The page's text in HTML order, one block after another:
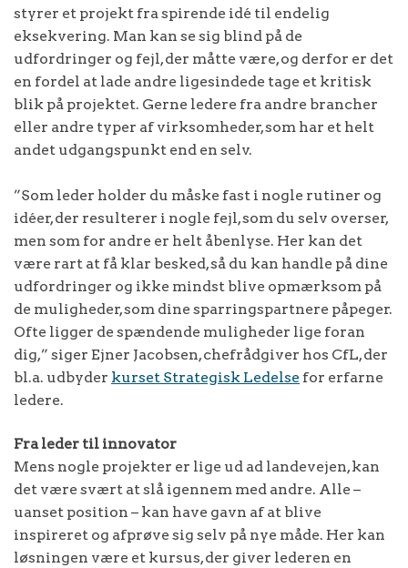
styrer et projekt fra spirende idé til endelig
eksekvering. Man kan se sig blind på de
udfordringer og fejl, der måtte være, og derfor er det
en fordel at lade andre ligesindede tage et kritisk
blik på projektet. Gerne ledere fra andre brancher
eller andre typer af virksomheder, som har et helt
andet udgangspunkt end en selv.
”Som leder holder du måske fast i nogle rutiner og
idéer, der resulterer i nogle fejl, som du selv overser,
men som for andre er helt åbenlyse. Her kan det
være rart at få klar besked, så du kan handle på dine
udfordringer og ikke mindst blive opmærksom på
de muligheder, som dine sparringspartnere påpeger.
Ofte ligger de spændende muligheder lige foran
dig,” siger Ejner Jacobsen, chefrådgiver hos CfL, der
bl.a. udbyder kurset Strategisk Ledelse for erfarne
ledere.
Fra leder til innovator
Mens nogle projekter er lige ud ad landevejen, kan
det være svært at slå igennem med andre. Alle –
uanset position – kan have gavn af at blive
inspireret og afprøve sig selv på nye måde. Her kan
løsningen være et kursus, der giver lederen en